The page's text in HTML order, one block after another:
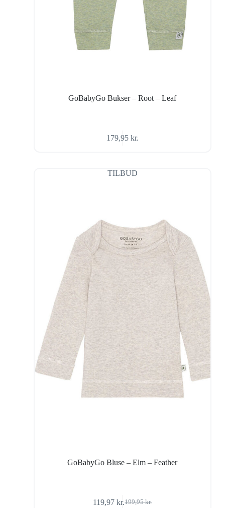
GoBabyGo Bukser – Root – Leaf
179,95 kr.
TILBUD
GoBabyGo Bluse – Elm – Feather
199,95kr.
Den
119,97kr.Den